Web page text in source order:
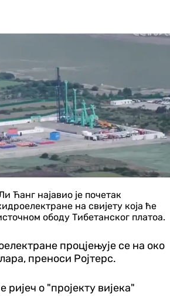
Ћанг најавио је почетак
на свијету која ће
ободу Тибетанског платоа.
процјењује се на око
преноси Ројтерс.
ријеч о "пројекту вијека"